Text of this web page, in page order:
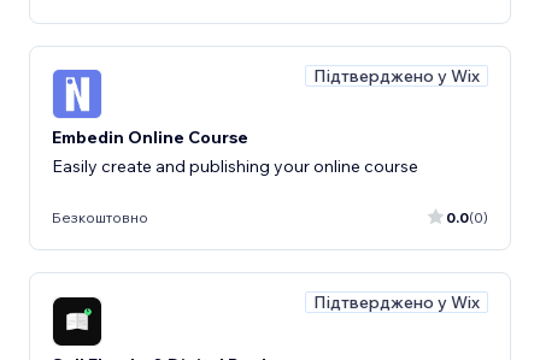
Підтверджено у Wix
Embedin Online Course
Easily create and publishing your online course
Безкоштовно 0.0(0)
Підтверджено у Wix